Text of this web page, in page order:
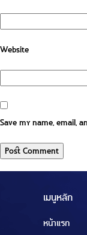
Website
Save my name, email,
เมนูหลัก
หน้าแรก